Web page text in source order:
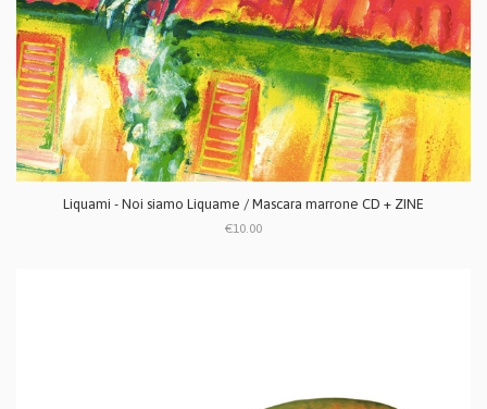
Liquami - Noi siamo Liquame / Mascara marrone CD + ZINE
€10.00